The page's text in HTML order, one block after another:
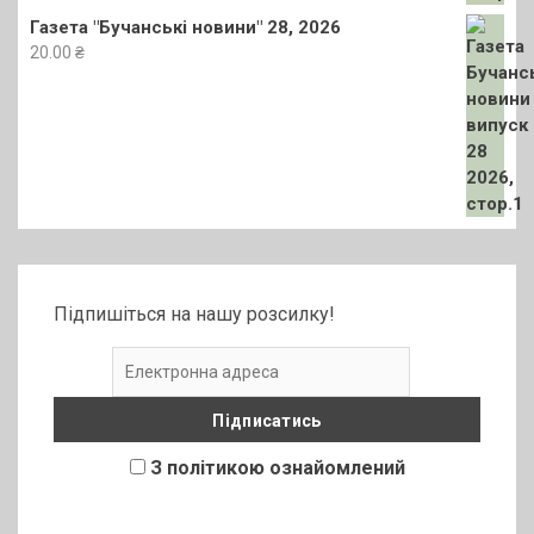
Газета "Бучанські новини" 28, 2026
20.00 ₴
Підпишіться на нашу розсилку!
З політикою ознайомлений